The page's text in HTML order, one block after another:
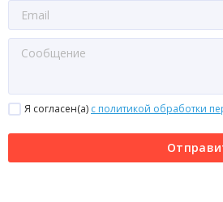
Я согласен(a) с политикой обработки